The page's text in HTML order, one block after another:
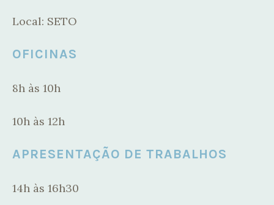
Local: SETO
OFICINAS
8h às 10h
10h às 12h
APRESENTAÇÃO DE TRABALHOS
14h às 16h30